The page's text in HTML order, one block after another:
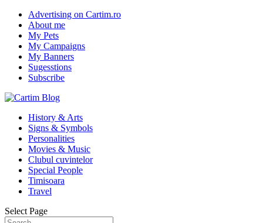
Advertising on Cartim.ro
About me
My Pets
My Campaigns
My Banners
Sugesstions
Subscribe
History & Arts
Signs & Symbols
Personalities
Movies & Music
Clubul cuvintelor
Special People
Timisoara
Travel
Select Page